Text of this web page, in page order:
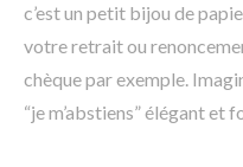
c’est un petit bijou de
votre retrait ou
chèque par exemple.
“je m’abstiens” élégant et